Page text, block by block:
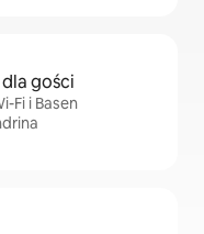
gości
Fi i Basen